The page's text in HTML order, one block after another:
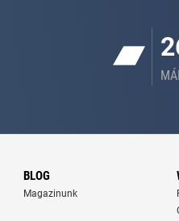
BLOG
Magazinunk